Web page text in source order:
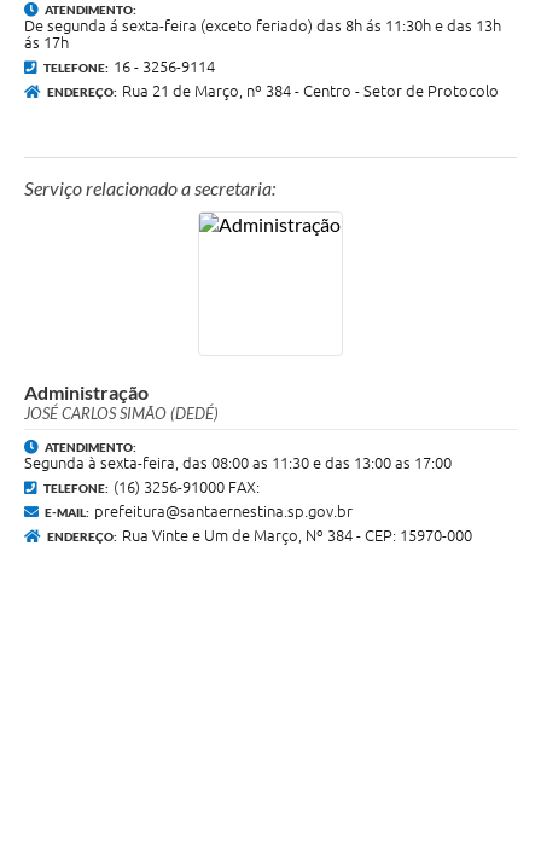
ATENDIMENTO:
De segunda á sexta-feira (exceto feriado) das 8h ás 11:30h e das 13h
ás 17h
TELEFONE: 16 - 3256-9114
ENDEREÇO: Rua 21 de Março, nº 384 - Centro - Setor de Protocolo
Serviço relacionado a secretaria:
Administração
JOSÉ CARLOS SIMÃO (DEDÉ)
ATENDIMENTO:
Segunda à sexta-feira, das 08:00 as 11:30 e das 13:00 as 17:00
TELEFONE: (16) 3256-91000 FAX:
E-MAIL: prefeitura@santaernestina.sp.gov.br
ENDEREÇO: Rua Vinte e Um de Março, Nº 384 - CEP: 15970-000